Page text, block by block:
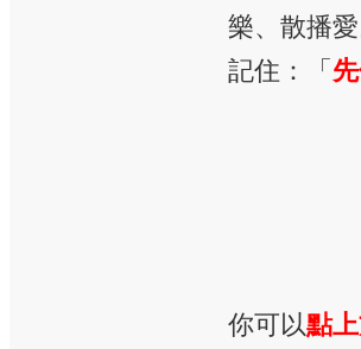
樂、散播愛
記住：「
你可以點